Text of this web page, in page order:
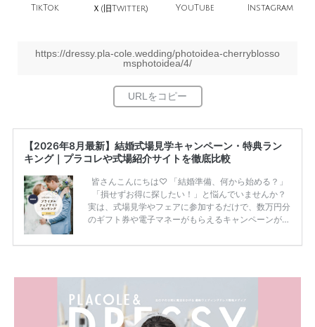
TikTok Ｘ(旧Twitter) YouTube Instagram
https://dressy.pla-cole.wedding/photoidea-cherryblosso
msphotoidea/4/
【2026年8月最新】結婚式場見学キャンペーン・特典ラン
キング｜プラコレや式場紹介サイトを徹底比較
皆さんこんにちは♡ 「結婚準備、何から始める？」
「損せずお得に探したい！」と悩んでいませんか？
実は、式場見学やフェアに参加するだけで、数万円分
のギフト券や電子マネーがもらえるキャンペーンがあ
ため、比較せずに選ぶと損をしてしまうことも……。
内容：特典金額・条件・応募方法・注意点 「どこが
一番お得？」「プラコレの特典は？」といった疑問も
解決します。 まずは診断で候補を絞れる「ウェディ